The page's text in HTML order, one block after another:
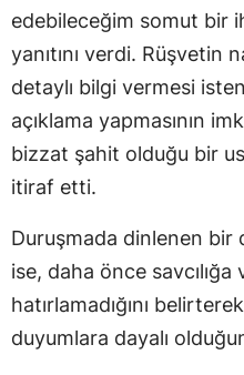
edebileceğim somut bir
yanıtını verdi. Rüşvetin
detaylı bilgi vermesi
açıklama yapmasının
bizzat şahit olduğu bir
itiraf etti.
Duruşmada dinlenen bir
ise, daha önce
hatırlamadığını
duyumlara dayalı